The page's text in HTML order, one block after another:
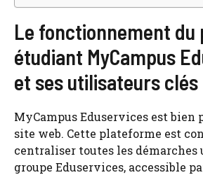
Le fonctionnement du
étudiant MyCampus
et ses utilisateurs clés
MyCampus Eduservices est bien
site web. Cette plateforme est
centraliser toutes les
groupe Eduservices, accessible